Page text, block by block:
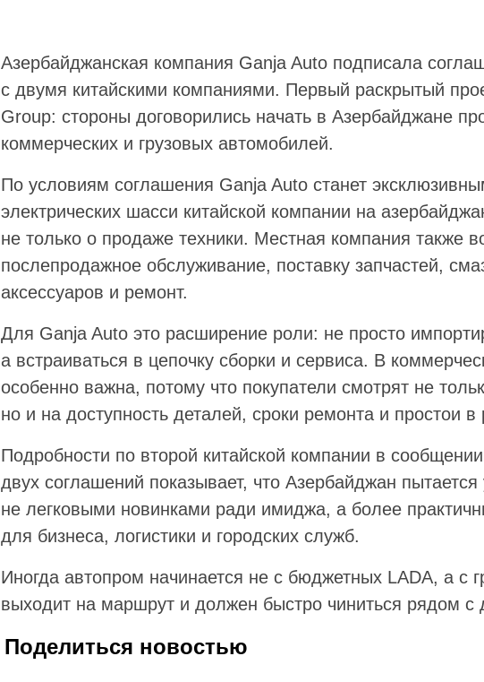
Азербайджанская компания Ganja Auto подписала
с двумя китайскими компаниями. Первый раскрытый
Group: стороны договорились начать в Азербайджане
коммерческих и грузовых автомобилей.
По условиям соглашения Ganja Auto станет
электрических шасси китайской компании на
не только о продаже техники. Местная компания также
послепродажное обслуживание, поставку запчастей,
аксессуаров и ремонт.
Для Ganja Auto это расширение роли: не просто
а встраиваться в цепочку сборки и сервиса. В
особенно важна, потому что покупатели смотрят не
но и на доступность деталей, сроки ремонта и простои в
Подробности по второй китайской компании в
двух соглашений показывает, что Азербайджан
не легковыми новинками ради имиджа, а более
для бизнеса, логистики и городских служб.
Иногда автопром начинается не с бюджетных LADA, а с
выходит на маршрут и должен быстро чиниться рядом с
Поделиться новостью